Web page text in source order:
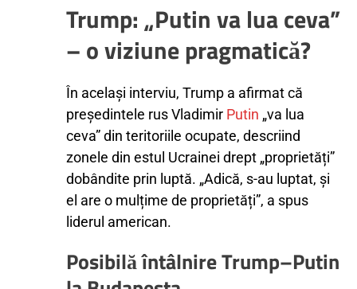
Trump: „Putin va lua ceva”
– o viziune pragmatică?
În același interviu, Trump a afirmat că
președintele rus Vladimir Putin „va lua
ceva” din teritoriile ocupate, descriind
zonele din estul Ucrainei drept „proprietăți”
dobândite prin luptă. „Adică, s-au luptat, și
el are o mulțime de proprietăți”, a spus
liderul american.
Posibilă întâlnire Trump–Putin